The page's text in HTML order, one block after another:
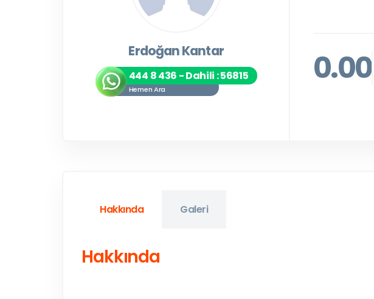
Erdoğan Kantar
444 8 436 - Dahili : 56815
Hemen Ara
0.00
Hakkında Galeri
Hakkında